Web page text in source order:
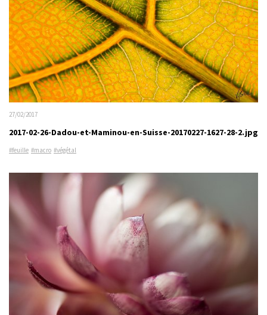
27/02/2017
2017-02-26-Dadou-et-Maminou-en-Suisse-20170227-1627-28-2.jpg
#feuille #macro #végétal